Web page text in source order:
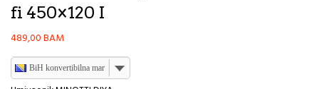
fi 450×120 I
489,00BAM
BiH konvertibilna marka